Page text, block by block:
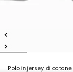
Polo in jersey di cotone